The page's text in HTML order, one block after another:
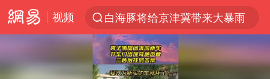
视频
白海豚将给京津冀带来大暴雨
上半年我国经营主体结构持续优化
杭州机场已取消航班388架次